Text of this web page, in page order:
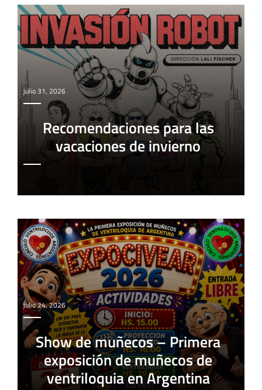
julio 31, 2026
Recomendaciones para las
vacaciones de invierno
julio 24, 2026
Show de muñecos – Primera
exposición de muñecos de
ventriloquia en Argentina